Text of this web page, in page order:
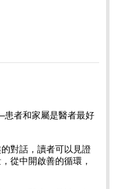
患者和家屬是醫者最好
對話，讀者可以見證
從中開啟善的循環，